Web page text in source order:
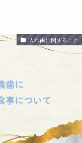
入れ歯に関すること